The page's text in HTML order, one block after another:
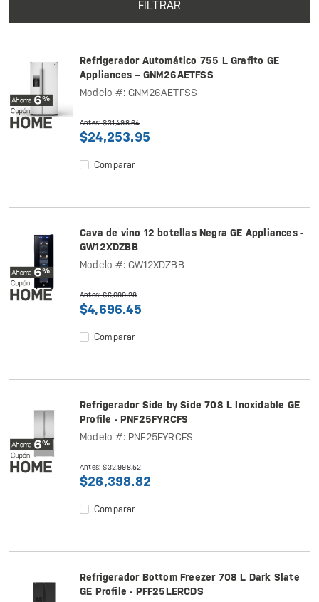
FILTRAR
Refrigerador Automático 755 L Grafito GE
Appliances – GNM26AETFSS
Modelo #: GNM26AETFSS
Antes: $31,498.64
$24,253.95
Comparar
Cava de vino 12 botellas Negra GE Appliances -
GW12XDZBB
Modelo #: GW12XDZBB
Antes: $6,099.28
$4,696.45
Comparar
Refrigerador Side by Side 708 L Inoxidable GE
Profile - PNF25FYRCFS
Modelo #: PNF25FYRCFS
Antes: $32,998.52
$26,398.82
Comparar
Refrigerador Bottom Freezer 708 L Dark Slate
GE Profile - PFF25LERCDS